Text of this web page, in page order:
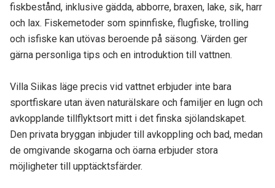
fiskbestånd, inklusive gädda, abborre, braxen, lake, sik, harr
och lax. Fiskemetoder som spinnfiske, flugfiske, trolling
och isfiske kan utövas beroende på säsong. Värden ger
gärna personliga tips och en introduktion till vattnen.
Villa Siikas läge precis vid vattnet erbjuder inte bara
sportfiskare utan även naturälskare och familjer en lugn och
avkopplande tillflyktsort mitt i det finska sjölandskapet.
Den privata bryggan inbjuder till avkoppling och bad, medan
de omgivande skogarna och öarna erbjuder stora
möjligheter till upptäcktsfärder.